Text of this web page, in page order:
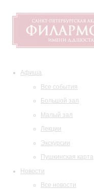
Афиша
Все события
Большой зал
Малый зал
Лекции
Экскурсии
Пушкинская карта
Новости
Все новости